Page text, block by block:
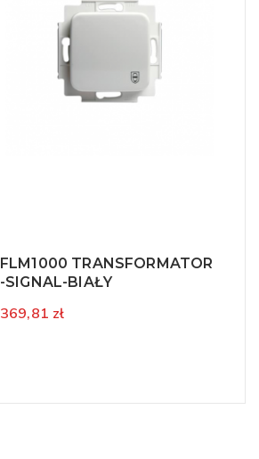
FLM1000 TRANSFORMATOR
-SIGNAL-BIAŁY
369,81 zł